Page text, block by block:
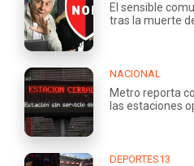
El sensible
tras la muerte
NACIONAL
Metro reporta
las estaciones
DEPORTES13